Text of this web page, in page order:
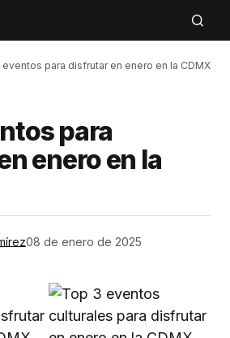
eventos para disfrutar en enero en la CDMX
para
enero en la
08 de enero de 2025